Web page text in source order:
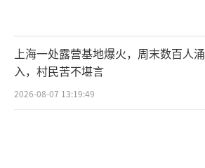
上海一处露营基地爆火，周末数百人涌
入，村民苦不堪言
2026-08-07 13:19:49